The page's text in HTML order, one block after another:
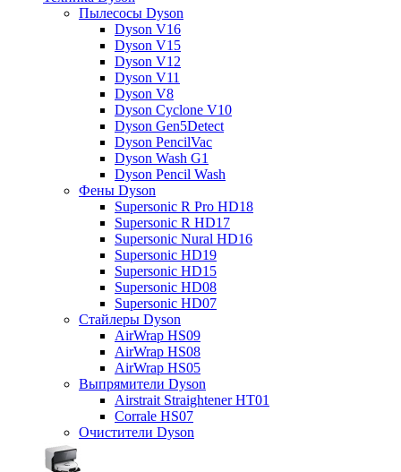
Пылесосы Dyson
Dyson V16
Dyson V15
Dyson V12
Dyson V11
Dyson V8
Dyson Cyclone V10
Dyson Gen5Detect
Dyson PencilVac
Dyson Wash G1
Dyson Pencil Wash
Фены Dyson
Supersonic R Pro HD18
Supersonic R HD17
Supersonic Nural HD16
Supersonic HD19
Supersonic HD15
Supersonic HD08
Supersonic HD07
Стайлеры Dyson
AirWrap HS09
AirWrap HS08
AirWrap HS05
Выпрямители Dyson
Airstrait Straightener HT01
Corrale HS07
Очистители Dyson